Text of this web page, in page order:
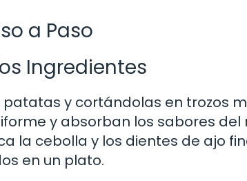
a Paso
Ingredientes
y cortándolas en trozos
y absorban los sabores del
la cebolla y los dientes de ajo
en un plato.